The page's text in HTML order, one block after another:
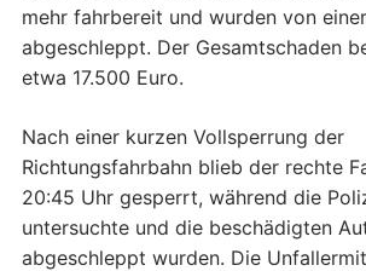
mehr fahrbereit und wurden von
abgeschleppt. Der Gesamtschaden
etwa 17.500 Euro.
Nach einer kurzen Vollsperrung der
Richtungsfahrbahn blieb der rechte
20:45 Uhr gesperrt, während die
untersuchte und die beschädigten
abgeschleppt wurden. Die